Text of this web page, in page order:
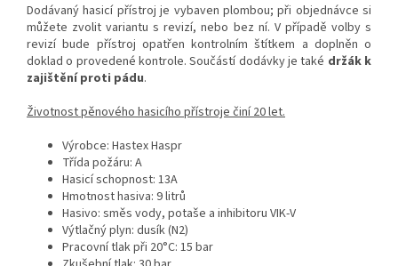
Dodávaný hasicí přístroj je vybaven plombou; při objednávce si
můžete zvolit variantu s revizí, nebo bez ní. V případě volby s
revizí bude přístroj opatřen kontrolním štítkem a doplněn o
doklad o provedené kontrole. Součástí dodávky je také držák k
zajištění proti pádu.
Životnost pěnového hasicího přístroje činí 20 let.
Výrobce: Hastex Haspr
Třída požáru: A
Hasicí schopnost: 13A
Hmotnost hasiva: 9 litrů
Hasivo: směs vody, potaše a inhibitoru VIK-V
Výtlačný plyn: dusík (N2)
Pracovní tlak při 20°C: 15 bar